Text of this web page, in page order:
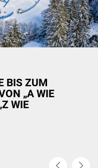
BIS ZUM
„A WIE
WIE